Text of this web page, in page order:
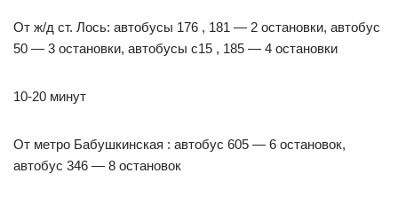
От ж/д ст. Лось: автобусы 176 , 181 — 2 остановки, автобус
50 — 3 остановки, автобусы с15 , 185 — 4 остановки
10-20 минут
От метро Бабушкинская : автобус 605 — 6 остановок,
автобус 346 — 8 остановок